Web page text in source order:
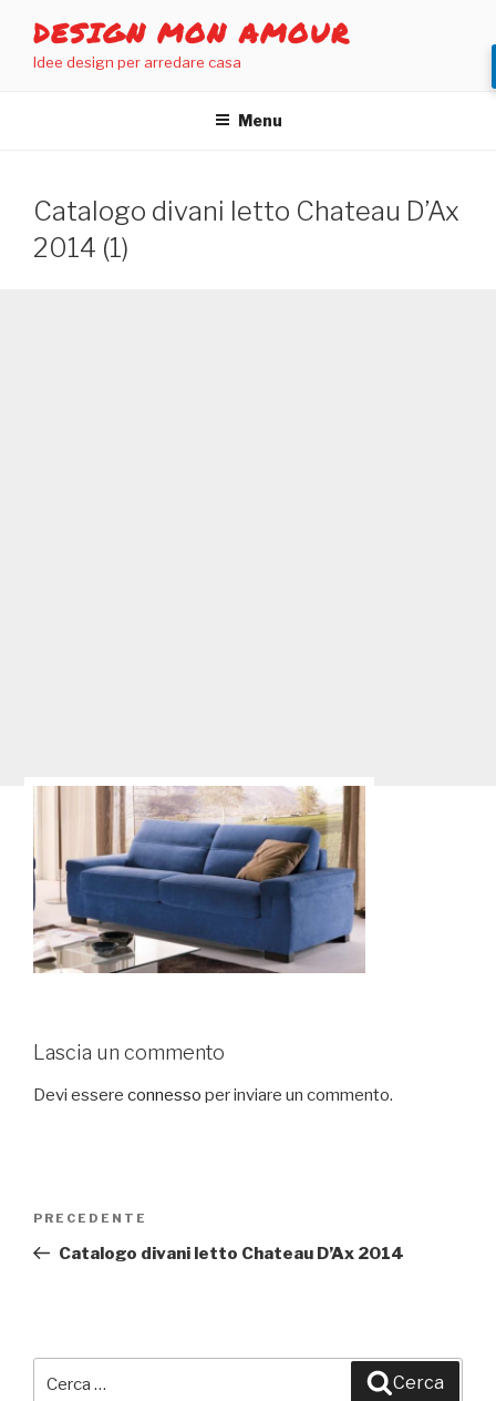
contenuto
DESIGN MON AMOUR
Idee design per arredare casa
Menu
Catalogo divani letto Chateau D’Ax
2014 (1)
Lascia un commento
Devi essere connesso per inviare un commento.
Navigazione
Articolo
precedente:
PRECEDENTE
Catalogo divani letto Chateau D’Ax 2014
Cerca